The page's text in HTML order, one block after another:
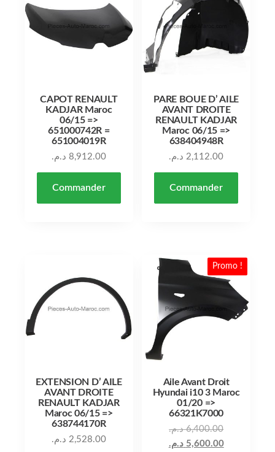
CAPOT RENAULT
KADJAR Maroc
06/15 =>
651000742R =
651004019R
8,912.00 د.م.
Commander
PARE BOUE D’ AILE
AVANT DROITE
RENAULT KADJAR
Maroc 06/15 =>
638404948R
2,112.00 د.م.
Commander
EXTENSION D’ AILE
AVANT DROITE
RENAULT KADJAR
Maroc 06/15 =>
638744170R
2,528.00 د.م.
Promo !
Aile Avant Droit
Hyundai i10 3 Maroc
01/20 =>
66321K7000
6,400.00 د.م.
5,600.00 د.م.